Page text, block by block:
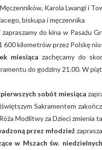
Karola Lwangi i
biskupa i męczennika
zapraszamy do kina w Pasażu
600 kilometrów przez Polskę
miesiąca zachęcamy do
do godziny 21.00. W
sobót miesiąca
Sakramentem
Modlitwy za Dzieci zmienia
przez młodzież
w Mszach św. niedzielnych